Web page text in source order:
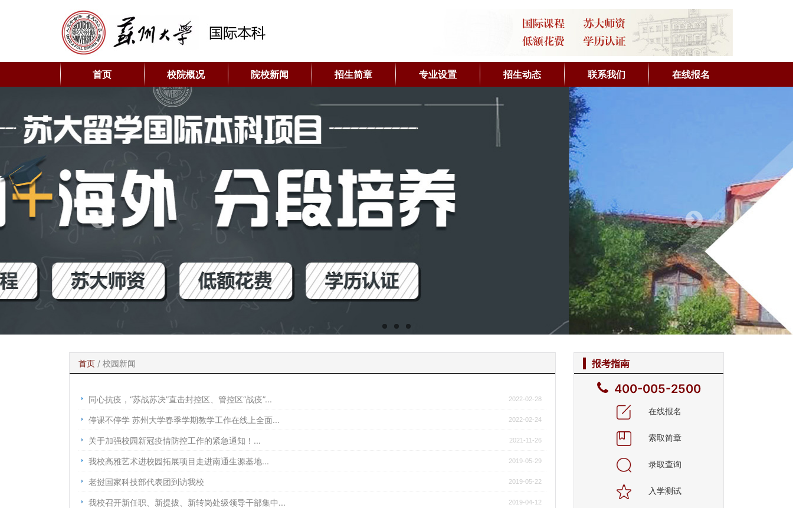
首页 校院概况 院校新闻 招生简章 专业设置 招生动态 联系我们 在线报名
首页 / 校园新闻
2022-02-28
同心抗疫，“苏战苏决”直击封控区、管控区“战疫”...
2022-02-24
停课不停学 苏州大学春季学期教学工作在线上全面...
2021-11-26
关于加强校园新冠疫情防控工作的紧急通知！...
2019-05-29
我校高雅艺术进校园拓展项目走进南通生源基地...
2019-05-22
老挝国家科技部代表团到访我校
2019-04-12
我校召开新任职、新提拔、新转岗处级领导干部集中...
报考指南
400-005-2500
在线报名
索取简章
录取查询
入学测试